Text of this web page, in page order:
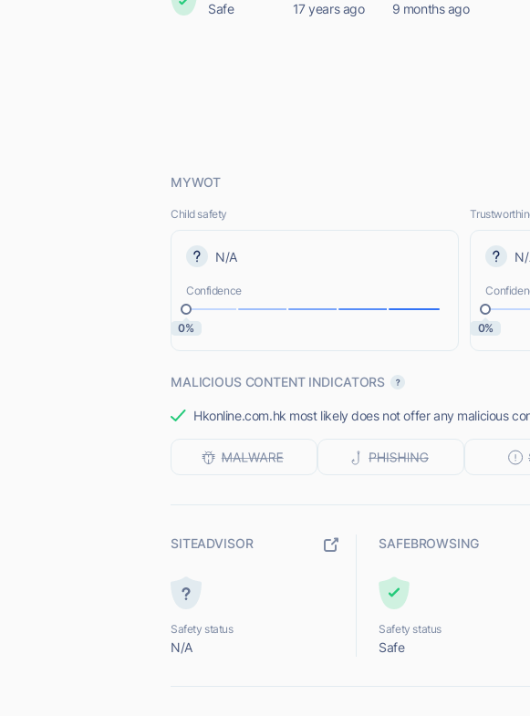
Safe 17 years ago 9 months ago
MYWOT
Child safety
N/A
Confidence
0% 0%
MALICIOUS CONTENT INDICATORS
Hkonline.com.hk most likely does not offer any malicious
SITEADVISOR
Safety status
N/A
SAFEBROWSING
Safety status
Safe